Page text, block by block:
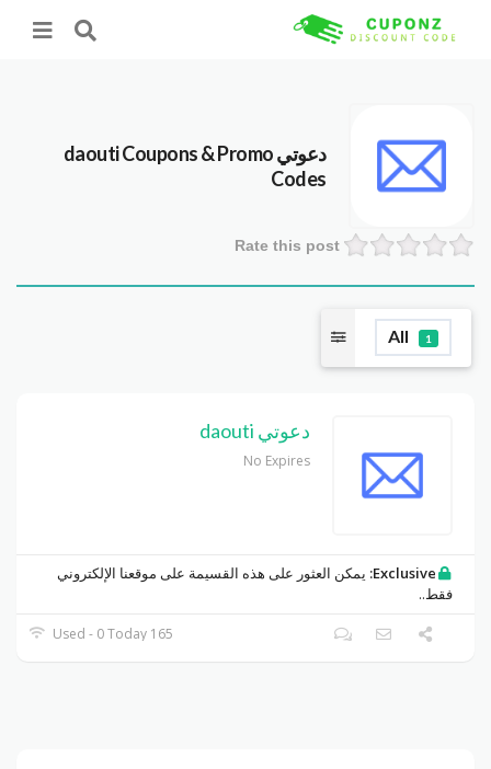
دعوتي daoutiCoupons & Promo
Codes
Rate this post
All 1
دعوتي daouti
No Expires
Exclusive: يمكن العثور على هذه القسيمة على موقعنا الإلكتروني
فقط..
165 Used - 0 Today